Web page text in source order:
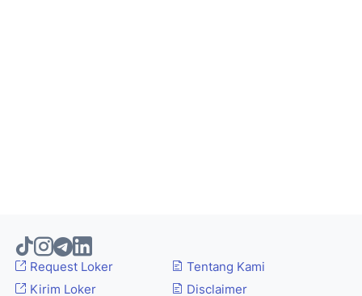
Request Loker
Kirim Loker
Tentang Kami
Disclaimer